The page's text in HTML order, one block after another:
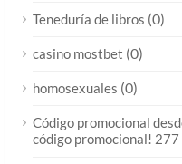
Teneduría de libros (0)
casino mostbet (0)
homosexuales (0)
Código promocional
código promocional! 277